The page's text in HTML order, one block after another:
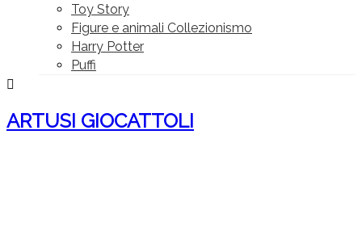
Toy Story
Figure e animali Collezionismo
Harry Potter
Puffi

ARTUSI GIOCATTOLI